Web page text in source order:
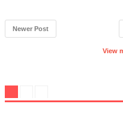
Newer Post
View